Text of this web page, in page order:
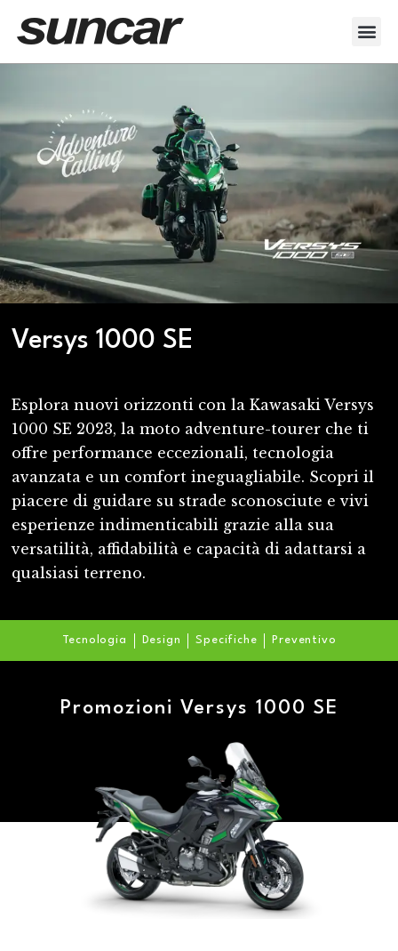
Versys 1000 SE
Esplora nuovi orizzonti con la Kawasaki Versys
1000 SE 2023, la moto adventure-tourer che ti
offre performance eccezionali, tecnologia
avanzata e un comfort ineguagliabile. Scopri il
piacere di guidare su strade sconosciute e vivi
esperienze indimenticabili grazie alla sua
versatilità, affidabilità e capacità di adattarsi a
qualsiasi terreno.
Tecnologia Design Specifiche Preventivo
Promozioni Versys 1000 SE